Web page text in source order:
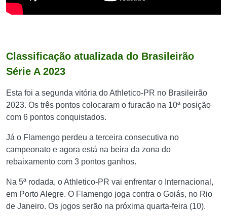
Classificação atualizada do Brasileirão
Série A 2023
Esta foi a segunda vitória do Athletico-PR no Brasileirão
2023. Os três pontos colocaram o furacão na 10ª posição
com 6 pontos conquistados.
Já o Flamengo perdeu a terceira consecutiva no
campeonato e agora está na beira da zona do
rebaixamento com 3 pontos ganhos.
Na 5ª rodada, o Athletico-PR vai enfrentar o Internacional,
em Porto Alegre. O Flamengo joga contra o Goiás, no Rio
de Janeiro. Os jogos serão na próxima quarta-feira (10).